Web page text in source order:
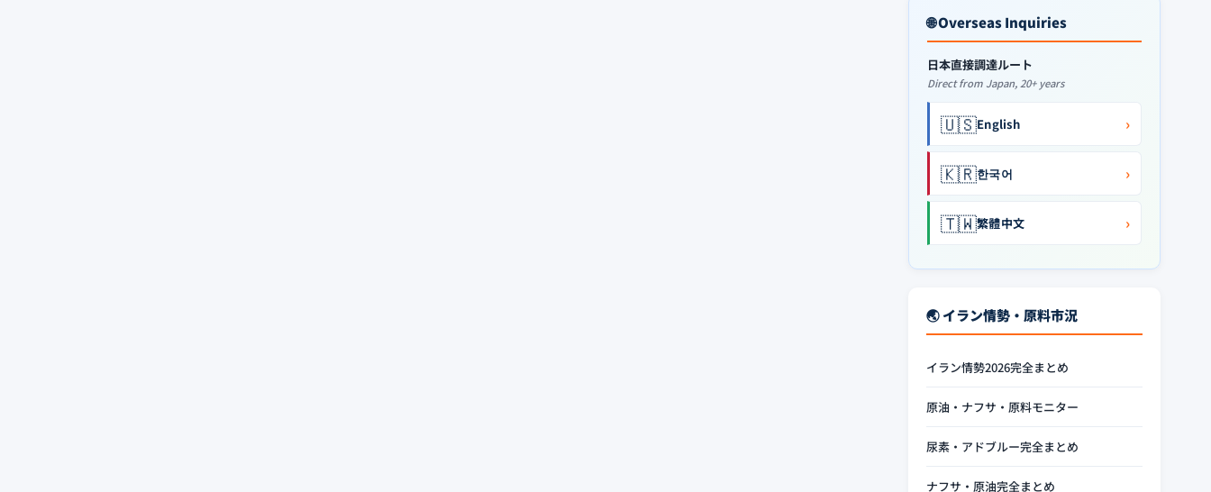
🌐 Overseas Inquiries
日本直接調達ルート
Direct from Japan, 20+ years
🇺🇸English ›
🇰🇷한국어 ›
🇹🇼繁體中文 ›
🌏 イラン情勢・原料市況
イラン情勢2026完全まとめ
原油・ナフサ・原料モニター
尿素・アドブルー完全まとめ
ナフサ・原油完全まとめ